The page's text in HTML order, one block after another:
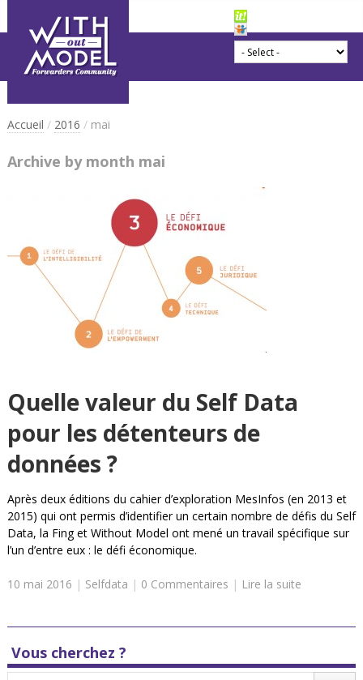
Accueil / 2016 / mai
Archive by month mai
Quelle valeur du Self Data
pour les détenteurs de
données ?
Après deux éditions du cahier d’exploration MesInfos (en 2013 et
2015) qui ont permis d’identifier un certain nombre de défis du Self
Data, la Fing et Without Model ont mené un travail spécifique sur
l’un d’entre eux : le défi économique.
10 mai 2016 | Selfdata | 0 Commentaires | Lire la suite
Vous cherchez ?